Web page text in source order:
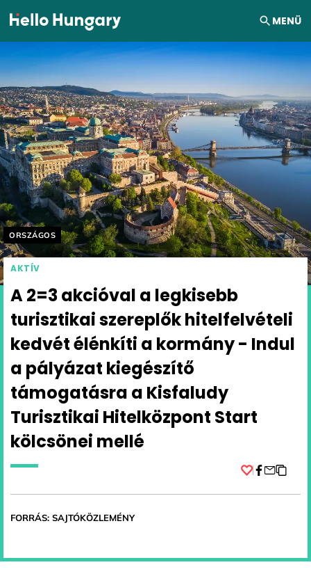
Ugrás a tartalomhoz MENÜ
Helyszín címkék:
ORSZÁGOS
AKTÍV
A 2=3 akcióval a legkisebb
turisztikai szereplők hitelfelvételi
kedvét élénkíti a kormány - Indul
a pályázat kiegészítő
támogatásra a Kisfaludy
Turisztikai Hitelközpont Start
kölcsönei mellé
FORRÁS: SAJTÓKÖZLEMÉNY